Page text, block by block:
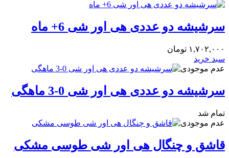
سرشیشه دو عددی هی اور شی 6+ ماه
۱,۷۰۲,۰۰۰ تومان
سبد خرید
عدم موجودی
سرشیشه دو عددی هی اور شی 0-3 ماهگی
تمام شد
عدم موجودی
قاشق و چنگال هی اور شی طوسی مشکی